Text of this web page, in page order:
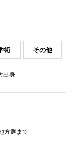
術 その他
出身
方選まで